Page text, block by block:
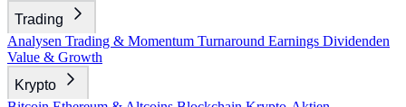
Trading
Analysen Trading & Momentum Turnaround Earnings Dividenden
Value & Growth
Krypto